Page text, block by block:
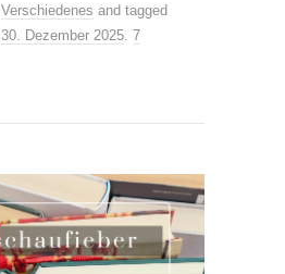
Verschiedenes and tagged
30. Dezember 2025. 7